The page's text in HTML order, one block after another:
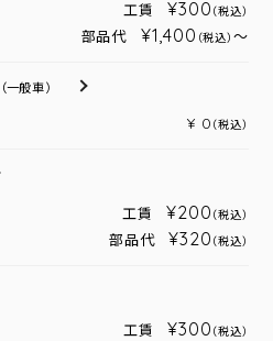
工賃 ¥300 （税込）
部品代 ¥1,400 （税込） ～
（一般車）
¥ 0 （税込）
工賃 ¥200 （税込）
部品代 ¥320 （税込）
工賃 ¥300 （税込）